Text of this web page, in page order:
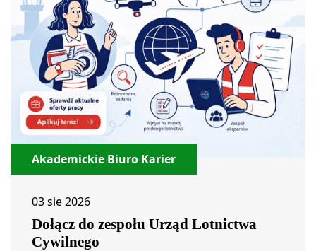
Akademickie Biuro Karier
03 sie 2026
Dołącz do zespołu Urząd Lotnictwa
Cywilnego